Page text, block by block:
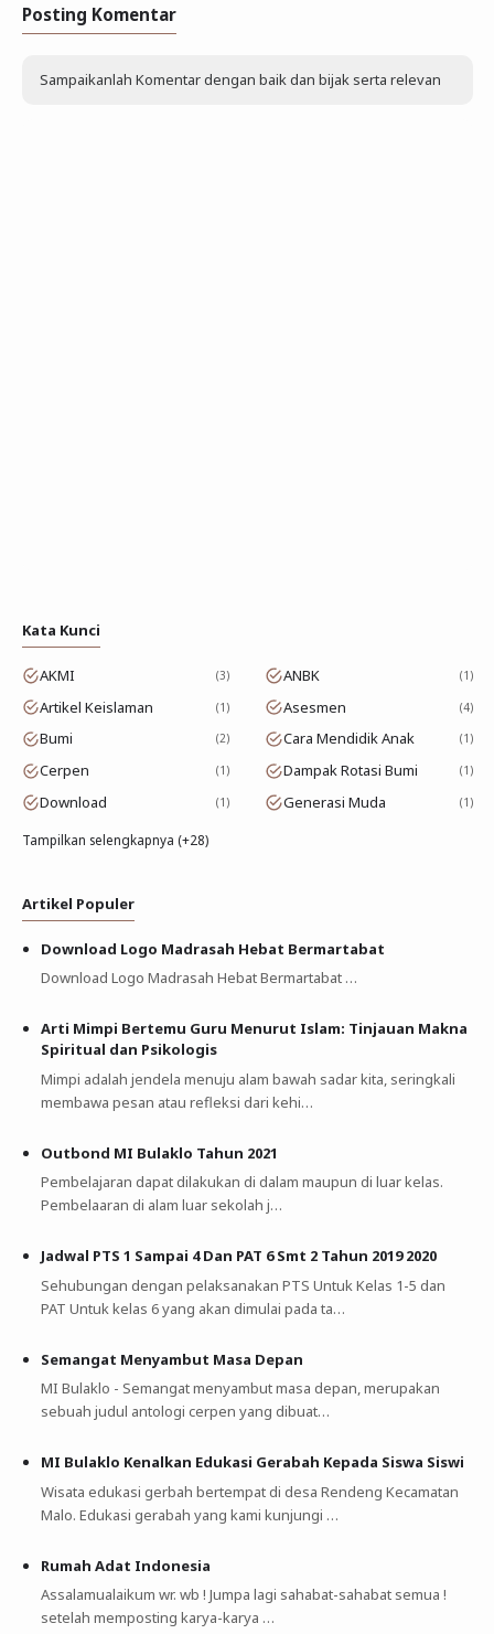
Posting Komentar
Sampaikanlah Komentar dengan baik dan bijak serta relevan
Kata Kunci
AKMI 3 ANBK 1
Artikel Keislaman 1 Asesmen 4
Bumi 2 Cara Mendidik Anak 1
Cerpen 1 Dampak Rotasi Bumi 1
Download 1 Generasi Muda 1
Tampilkan selengkapnya (+28)
Artikel Populer
Download Logo Madrasah Hebat Bermartabat
Download Logo Madrasah Hebat Bermartabat …
Arti Mimpi Bertemu Guru Menurut Islam: Tinjauan Makna
Spiritual dan Psikologis
Mimpi adalah jendela menuju alam bawah sadar kita, seringkali
membawa pesan atau refleksi dari kehi…
Outbond MI Bulaklo Tahun 2021
Pembelajaran dapat dilakukan di dalam maupun di luar kelas.
Pembelaaran di alam luar sekolah j…
Jadwal PTS 1 Sampai 4 Dan PAT 6 Smt 2 Tahun 2019 2020
Sehubungan dengan pelaksanakan PTS Untuk Kelas 1-5 dan
PAT Untuk kelas 6 yang akan dimulai pada ta…
Semangat Menyambut Masa Depan
MI Bulaklo - Semangat menyambut masa depan, merupakan
sebuah judul antologi cerpen yang dibuat…
MI Bulaklo Kenalkan Edukasi Gerabah Kepada Siswa Siswi
Wisata edukasi gerbah bertempat di desa Rendeng Kecamatan
Malo. Edukasi gerabah yang kami kunjungi …
Rumah Adat Indonesia
Assalamualaikum wr. wb ! Jumpa lagi sahabat-sahabat semua !
setelah memposting karya-karya …